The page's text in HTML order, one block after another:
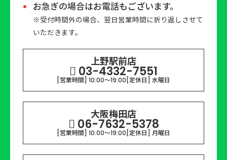
お急ぎの場合はお電話もございます。
※受付時間外の場合、翌⽇営業時間に折り返しさせて
いただきます。
上野駅前店
03-4332-7551
[営業時間] 10:00～19:00 [定休日] 水曜日
大阪梅田店
06-7632-5378
[営業時間] 10:00～19:00 [定休日] 月曜日